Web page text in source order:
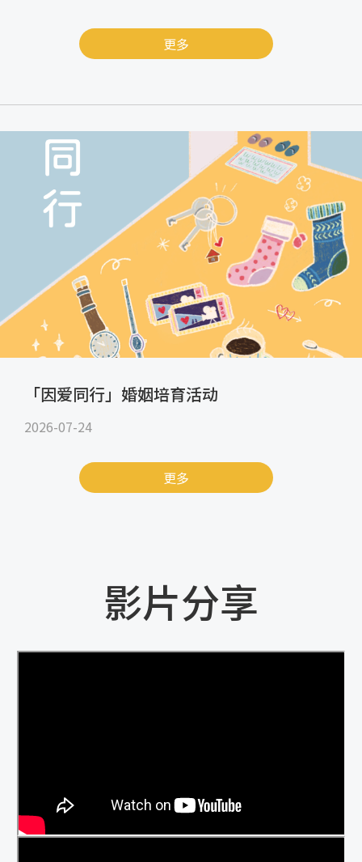
更多
「因爱同行」婚姻培育活动
2026-07-24
更多
影片分享